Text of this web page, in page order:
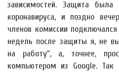
зависимостей. Защита была
коронавируса, и поздно
членов комиссии
недель после защиты я, не
на работу", а, точнее,
компьютером из Google. Так